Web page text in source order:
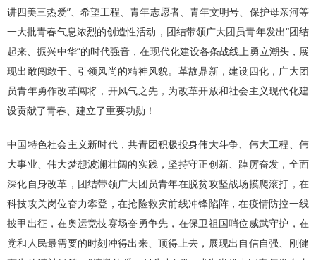
讲四美三热爱”、希望工程、青年志愿者、青年文明号、保护母亲河等
一大批青春气息浓烈的创造性活动，团结带领广大团员青年发出“团结
起来、振兴中华”的时代强音，在现代化建设各条战线上勇立潮头，展
现出敢闯敢干、引领风尚的精神风貌。革故鼎新，建设四化，广大团
员青年勇作改革闯将，开风气之先，为改革开放和社会主义现代化建
设贡献了青春、建立了重要功勋！
中国特色社会主义新时代，共青团积极投身伟大斗争、伟大工程、伟
大事业、伟大梦想波澜壮阔的实践，坚持守正创新、踔厉奋发，全面
深化自身改革，团结带领广大团员青年在脱贫攻坚战场摸爬滚打，在
科技攻关岗位奋力攀登，在抢险救灾前线冲锋陷阵，在疫情防控一线
披甲出征，在奥运竞技赛场奋勇争先，在保卫祖国哨位威武守护，在
党和人民最需要的时刻冲得出来、顶得上去，展现出自信自强、刚健